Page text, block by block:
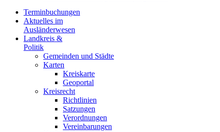
Terminbuchungen
Aktuelles im
Ausländerwesen
Landkreis &
Politik
Gemeinden und Städte
Karten
Kreiskarte
Geoportal
Kreisrecht
Richtlinien
Satzungen
Verordnungen
Vereinbarungen